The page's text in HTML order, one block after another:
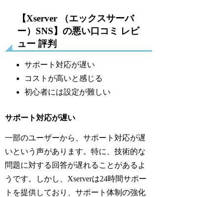
【Xserver （エックスサーバ
ー）SNS】の悪い口コミ レビ
ュー 評判
サポート対応が遅い
コストが高いと感じる
初心者には設定が難しい
サポート対応が遅い
一部のユーザーから、サポート対応が遅
いという声があります。特に、技術的な
問題に対する回答が遅れることがあるよ
うです。しかし、Xserverは24時間サポー
トを提供しており、サポート体制の強化